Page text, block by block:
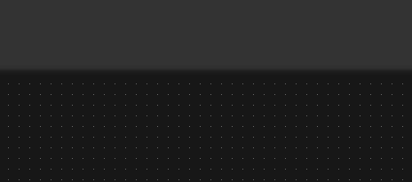
TBS 二択の王国
AbemaTV Da-iCEのヂカン